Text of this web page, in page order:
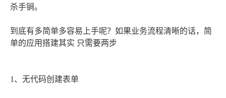
杀手锏。
到底有多简单多容易上手呢？如果业务流程清晰的话，简
单的应用搭建其实 只需要两步
1、无代码创建表单